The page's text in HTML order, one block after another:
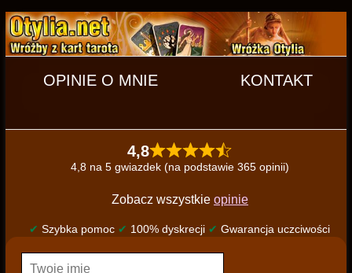
OPINIE O MNIE KONTAKT
4,8
4,8 na 5 gwiazdek (na podstawie 365 opinii)
Zobacz wszystkie opinie
✔ Szybka pomoc ✔ 100% dyskrecji ✔ Gwarancja uczciwości